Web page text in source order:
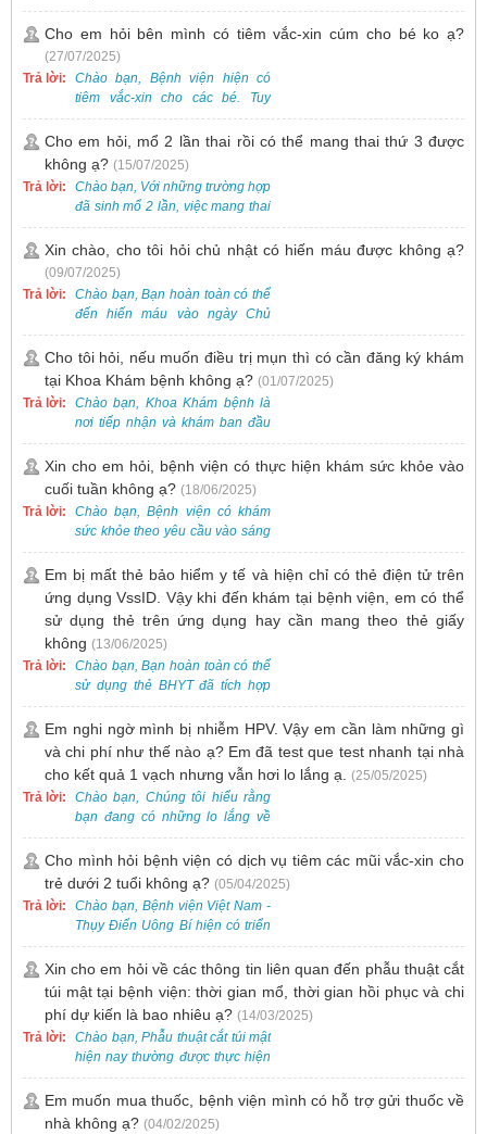
bẹt cho trẻ em, bao gồm cả trẻ 5
tuổi. Bạn có thể đưa bé đến
Khoa Khám bệnh của bệnh viện
để được bác sĩ chuyên khoa
thăm khám. Ngoài ra, để thuận
tiện hơn, bạn có thể đặt lịch
0988 270 115. Nếu cần hỗ trợ
thêm, vui lòng liên hệ qua Zalo
hoặc Fanpage Bệnh viện Việt
Nam - Thụy Điển Uông Bí.
Cho em hỏi bên mình có tiêm vắc-xin cúm cho bé ko ạ?
(27/07/2025)
Trả lời:
Chào bạn, Bệnh viện hiện có
tiêm vắc-xin cho các bé. Tuy
nhiên, các loại vắc-xin thường về
theo từng đợt, không phải lúc
nào cũng có sẵn.
Cho em hỏi, mổ 2 lần thai rồi có thể mang thai thứ 3 được
không ạ? (15/07/2025)
Trả lời:
Chào bạn, Với những trường hợp
đã sinh mổ 2 lần, việc mang thai
lần 3 vẫn có thể thực hiện được.
Tại Bệnh viện, chúng tôi đã tiếp
nhận và hỗ trợ nhiều thai phụ có
nhu cầu tương tự.
Xin chào, cho tôi hỏi chủ nhật có hiến máu được không ạ?
(09/07/2025)
Trả lời:
Chào bạn, Bạn hoàn toàn có thể
đến hiến máu vào ngày Chủ
Nhật.
Cho tôi hỏi, nếu muốn điều trị mụn thì có cần đăng ký khám
tại Khoa Khám bệnh không ạ? (01/07/2025)
Trả lời:
Chào bạn, Khoa Khám bệnh là
nơi tiếp nhận và khám ban đầu
cho tất cả các trường hợp, bao
gồm cả điều trị mụn. Vì vậy, bạn
cần đăng ký khám tại Khoa
Khám bệnh trước.
Xin cho em hỏi, bệnh viện có thực hiện khám sức khỏe vào
cuối tuần không ạ? (18/06/2025)
Trả lời:
Chào bạn, Bệnh viện có khám
sức khỏe theo yêu cầu vào sáng
thứ Bảy. Nếu bạn có nhu cầu, vui
lòng đặt lịch trước để được sắp
xếp thời gian phù hợp.
Em bị mất thẻ bảo hiểm y tế và hiện chỉ có thẻ điện tử trên
ứng dụng VssID. Vậy khi đến khám tại bệnh viện, em có thể
sử dụng thẻ trên ứng dụng hay cần mang theo thẻ giấy
không (13/06/2025)
Trả lời:
Chào bạn, Bạn hoàn toàn có thể
sử dụng thẻ BHYT đã tích hợp
trên ứng dụng VssID khi đến
khám và không cần mang theo
thẻ giấy.
Em nghi ngờ mình bị nhiễm HPV. Vậy em cần làm những gì
và chi phí như thế nào ạ? Em đã test que test nhanh tại nhà
cho kết quả 1 vạch nhưng vẫn hơi lo lắng ạ. (25/05/2025)
Trả lời:
Chào bạn, Chúng tôi hiểu rằng
bạn đang có những lo lắng về
nguy cơ nhiễm HPV. Tại Bệnh
viện Việt Nam - Thụy Điển Uông
Bí, chúng tôi cung cấp các dịch
vụ thăm khám và xét nghiệm
chuyên sâu để phát hiện sớm
HPV và tầm soát ung thư cổ tử
Cho mình hỏi bệnh viện có dịch vụ tiêm các mũi vắc-xin cho
trẻ dưới 2 tuổi không ạ? (05/04/2025)
Trả lời:
Chào bạn, Bệnh viện Việt Nam -
Thụy Điển Uông Bí hiện có triển
khai dịch vụ tiêm vắc-xin cho trẻ
dưới 2 tuổi.
Xin cho em hỏi về các thông tin liên quan đến phẫu thuật cắt
túi mật tại bệnh viện: thời gian mổ, thời gian hồi phục và chi
phí dự kiến là bao nhiêu ạ? (14/03/2025)
Trả lời:
Chào bạn, Phẫu thuật cắt túi mật
hiện nay thường được thực hiện
bằng phương pháp nội soi, đây
là một kỹ thuật ít xâm lấn, an toàn
và phổ biến.
Em muốn mua thuốc, bệnh viện mình có hỗ trợ gửi thuốc về
nhà không ạ? (04/02/2025)